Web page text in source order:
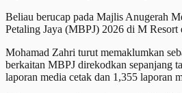
Beliau berucap pada Majlis Anugerah
Petaling Jaya (MBPJ) 2026 di M Resort
Mohamad Zahri turut memaklumkan
berkaitan MBPJ direkodkan sepanjang
laporan media cetak dan 1,355 laporan